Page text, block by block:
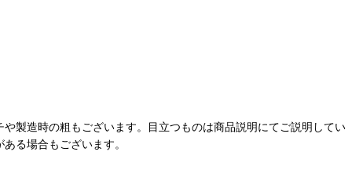
製造時の粗もございます。目立つものは商品説明にてご説明してい
る場合もございます。